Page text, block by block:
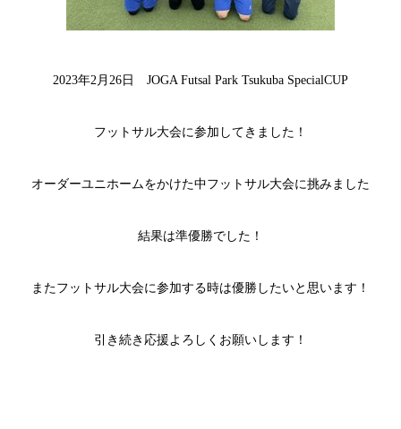
2023年2月26日 JOGA Futsal Park Tsukuba SpecialCUP
フットサル大会に参加してきました！
オーダーユニホームをかけた中フットサル大会に挑みました
結果は準優勝でした！
またフットサル大会に参加する時は優勝したいと思います！
引き続き応援よろしくお願いします！